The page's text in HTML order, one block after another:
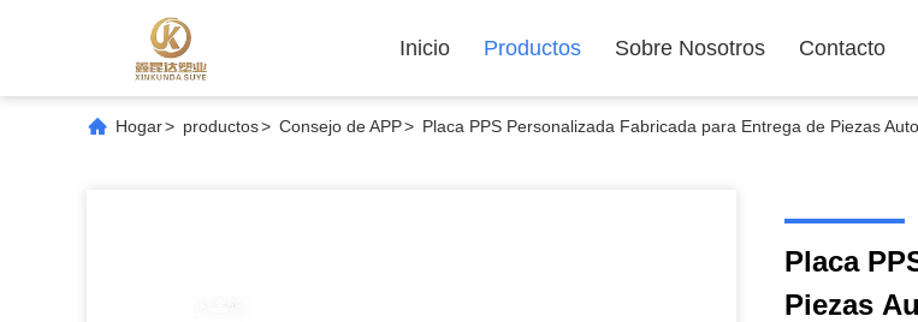
Inicio Productos Sobre Nosotros Contacto
Hogar> productos> Consejo de APP> Placa PPS Personalizada Fabricada para Entrega de Piezas
Placa
Piezas